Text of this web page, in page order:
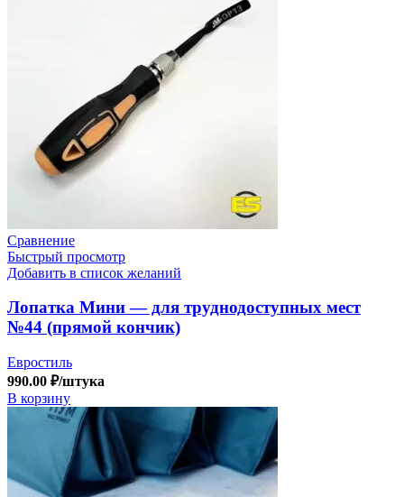
Сравнение
Быстрый просмотр
Добавить в список желаний
Лопатка Мини — для труднодоступных мест
№44 (прямой кончик)
Евростиль
990.00 ₽/штука
В корзину